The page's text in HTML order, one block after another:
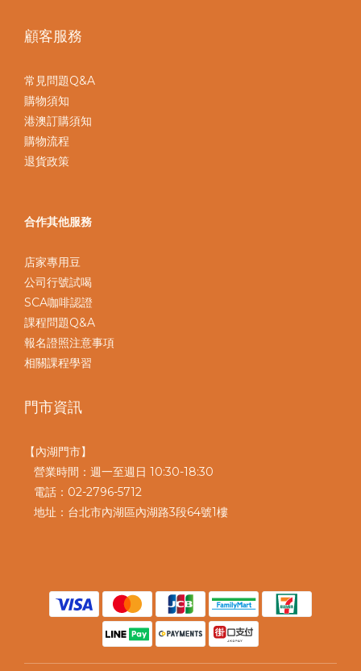
顧客服務
常見問題Q&A
購物須知
港澳訂購須知
購物流程
退貨政策
合作其他服務
店家專用豆
公司行號試喝
SCA咖啡認證
課程問題Q&A
報名證照注意事項
相關課程學習
門市資訊
【內湖門市】
營業時間：週一至週日 10:30-18:30
電話：02-2796-5712
地址：台北市內湖區內湖路3段64號1樓